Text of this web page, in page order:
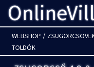
OnlineVill
WEBSHOP /
TOLDÓK